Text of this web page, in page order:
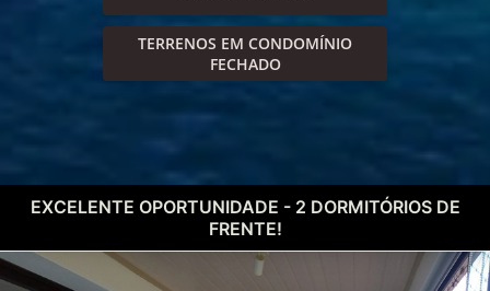
TERRENOS EM CONDOMÍNIO
FECHADO
EXCELENTE OPORTUNIDADE - 2 DORMITÓRIOS DE
FRENTE!